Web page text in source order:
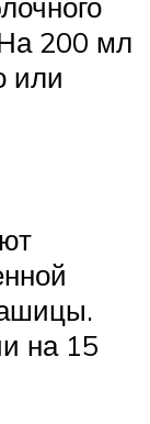
200 мл
или
на 15